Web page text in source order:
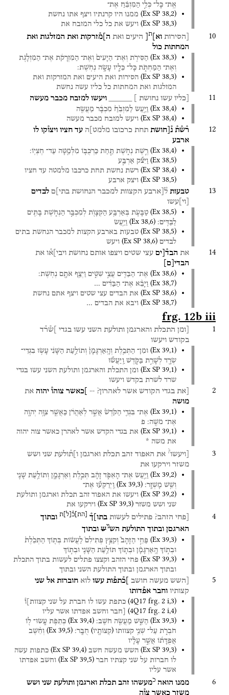
אֶֽת־ כָּל־ כְּלֵ֣י הַמִּזְבֵּ֗חַ אֶת־
(Ex SP 38,2) ממנו היו קרנתיו ויצף אתו נחשת
(Ex SP 38,3) ויעש את כל כלי המזבח את
10 [הסירות וא] ת היעים ואת ה]מ֯זרקות ואת המזלגות ואת
המחתות כול
(Ex 38,3) הַסִּירֹ֤ת וְאֶת־ הַיָּעִים֙ וְאֶת־ הַמִּזְרָקֹ֔ת אֶת־ הַמִּזְלָגֹ֖ת
וְאֶת־ הַמַּחְתֹּ֑ת כָּל־ כֵּלָ֖יו עָשָׂ֥ה נְחֹֽשֶׁת׃
(Ex SP 38,3) הסירות ואת היעים ואת המזרקות ואת
המזלגות ואת המחתות כל כליו עשה נחשת
11 [כליו עשו נחושת ] ויעשו למזבח מכבר מעשה
(Ex 38,4) וַיַּ֤עַשׂ לַמִּזְבֵּ֙חַ֙ מִכְבָּ֔ר מַעֲשֵׂ֖ה
(Ex SP 38,4) ויעש למזבח מכבר מעשה
12 ר֯ש֯ת֯ נ֯[חושת תחת כרכובו מלמט]ה עד חציו ויצו֯קו לו
ארבע
(Ex 38,4) רֶ֣שֶׁת נְחֹ֑שֶׁת תַּ֧חַת כַּרְכֻּבּ֛וֹ מִלְּמַ֖טָּה עַד־ חֶצְיֽוֹ׃
(Ex 38,5) וַיִּצֹ֞ק אַרְבַּ֧ע
(Ex SP 38,4) רשת נחשת תחת כרכבו מלמטה עד חציו
(Ex SP 38,5) ויצק ארבע
13 טבעות ל֯[ארבע הקצוות למכבר הנחושת בתי]ם לבדים
וי עשו
(Ex 38,5) טַבָּעֹ֛ת בְּאַרְבַּ֥ע הַקְּצָוֺ֖ת לְמִכְבַּ֣ר הַנְּחֹ֑שֶׁת בָּתִּ֖ים
לַבַּדִּֽים׃
(Ex 38,6) וַיַּ֥עַשׂ
(Ex SP 38,5) טבעות בארבע הקצות למכבר הנחשת בתים
לבדים
(Ex SP 38,6) ויעש
14 את הבד֯[ים עצי שטים ויצפו אותם נחושת ויבי]א֯ו את
הבדי ם
(Ex 38,6) אֶת־ הַבַּדִּ֖ים עֲצֵ֣י שִׁטִּ֑ים וַיְצַ֥ף אֹתָ֖ם נְחֹֽשֶׁת׃
(Ex 38,7) וַיָּבֵ֨א אֶת־ הַבַּדִּ֜ים …
(Ex SP 38,6) את הבדים עצי שטים ויצף אתם נחשת
(Ex SP 38,7) ויבא את הבדים …
frg. 12b iii
1 [ומן התכלת והארגמן ותולעת השני עשו בגדי
]ש֯ר֯ד
בקודש ויעשו
(Ex 39,1) וּמִן־ הַתְּכֵ֤לֶת וְהָֽאַרְגָּמָן֙ וְתוֹלַ֣עַת הַשָּׁנִ֔י עָשׂ֥וּ בִגְדֵי־
שְׂרָ֖ד לְשָׁרֵ֣ת בַּקֹּ֑דֶשׁ וַֽיַּעֲשׂ֞וּ
(Ex SP 39,1) ומן התכלת והארגמן ותולעת השני עשו בגדי
שרד לשרת בקדש ויעשו
2 [את בגדי הקודש אשר לאהרון? -- ]כאשר צוהו֯ יהוה את
מושה
(Ex 39,1) אֶת־ בִּגְדֵ֤י הַקֹּ֙דֶשׁ֙ אֲשֶׁ֣ר לְאַהֲרֹ֔ן כַּאֲשֶׁ֛ר צִוָּ֥ה יְהוָ֖ה
אֶת־ מֹשֶֽׁה׃ פ
(Ex SP 39,1) את בגדי הקדש אשר לאהרן כאשר צוה יהוה
את משה *
3 [ויעשו? את האפוד זהב תכלת וארגמן ו]ת֯ולעת שני ושש
משזר וירקעו את
(Ex 39,2) וַיַּ֖עַשׂ אֶת־ הָאֵפֹ֑ד זָהָ֗ב תְּכֵ֧לֶת וְאַרְגָּמָ֛ן וְתוֹלַ֥עַת שָׁנִ֖י
וְשֵׁ֥שׁ מָשְׁזָֽר׃ (Ex 39,3) וַֽיְרַקְּע֞וּ אֶת־
(Ex SP 39,2) ויעשו את האפוד זהב תכלת וארגמן ותולעת
שני ושש משזר (Ex SP 39,3) וירקעו את
4 [פחי הזהב? פתילים לעשות בתו]ך֯ הת כ֯ ל ת ובתוך
הארגםן ובתוך התולעת השניש ובתוך
(Ex 39,3) פַּחֵ֣י הַזָּהָב֮ וְקִצֵּ֣ץ פְּתִילִם֒ לַעֲשׂ֗וֹת בְּת֤וֹךְ הַתְּכֵ֙לֶת֙
וּבְת֣וֹךְ הָֽאַרְגָּמָ֔ן וּבְת֛וֹךְ תּוֹלַ֥עַת הַשָּׁנִ֖י וּבְת֣וֹךְ
(Ex SP 39,3) פחי הזהב וקצצו פתלים לעשות בתוך התכלת
ובתוך הארגמן ובתוך התולעת השני ובתוך
5 [השש מעשה חושב ]כ֯תפ֯ות עשו לוא חוברות אל שני
קצותיו וחבר אפ֯דותו
(4Q17 frg. 2 i,3) כתפת עשו לו חברת על שני קצוות]ו֯
(4Q17 frg. 2 i,4) [חבר וחשב אפדתו אשר עליו
(Ex 39,3) הַשֵּׁ֑שׁ מַעֲשֵׂ֖ה חֹשֵֽׁב׃ (Ex 39,4) כְּתֵפֹ֥ת עָֽשׂוּ־ ל֖וֹ
חֹבְרֹ֑ת עַל־ שְׁנֵ֥י קצוותו (קְצוֹתָ֖יו) חֻבָּֽר׃ (Ex 39,5)
וְחֵ֨שֶׁב
אֲפֻדָּת֜וֹ אֲשֶׁ֣ר עָלָ֗יו
(Ex SP 39,3) השש מעשה חשב (Ex SP 39,4) כתפות עשה
לו חברות על שני קצתיו חבר (Ex SP 39,5) וחשב אפדתו
אשר עליו
6 ממנו הואה כמעשהו זהב תכלת וארגמן ותולעת שני ושש
משזר כאשר צו֯ה